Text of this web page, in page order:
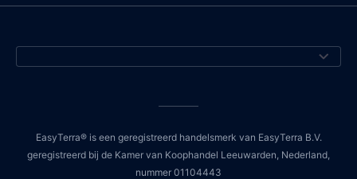
EasyTerra® is een geregistreerd handelsmerk van EasyTerra B.V.
geregistreerd bij de Kamer van Koophandel Leeuwarden, Nederland,
nummer 01104443